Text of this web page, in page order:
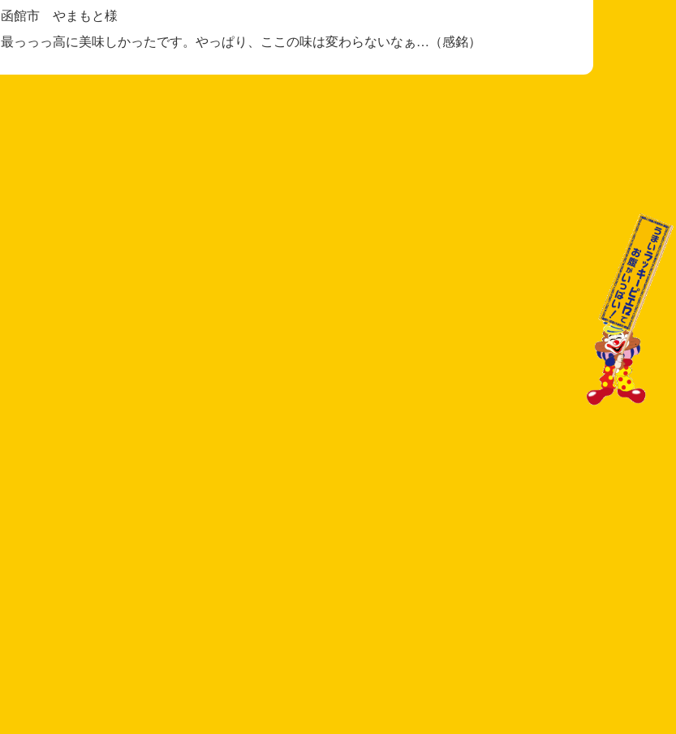
函館市 やまもと様
最っっっ高に美味しかったです。やっぱり、ここの味は変わらないなぁ…（感銘）